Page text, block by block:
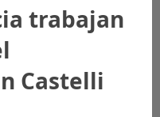
trabajan
Castelli